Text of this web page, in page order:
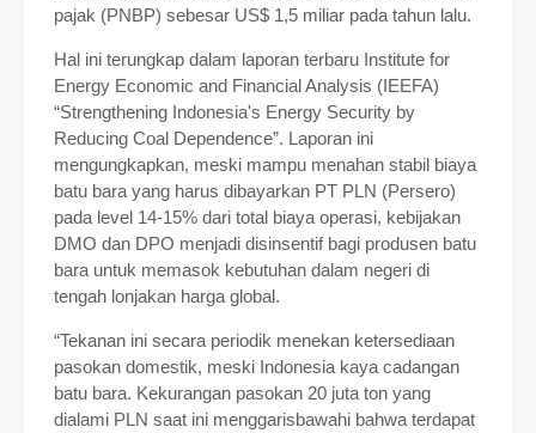
pajak (PNBP) sebesar US$ 1,5 miliar pada tahun lalu.
Hal ini terungkap dalam laporan terbaru Institute for
Energy Economic and Financial Analysis (IEEFA)
“Strengthening Indonesia's Energy Security by
Reducing Coal Dependence”. Laporan ini
mengungkapkan, meski mampu menahan stabil biaya
batu bara yang harus dibayarkan PT PLN (Persero)
pada level 14-15% dari total biaya operasi, kebijakan
DMO dan DPO menjadi disinsentif bagi produsen batu
bara untuk memasok kebutuhan dalam negeri di
tengah lonjakan harga global.
“Tekanan ini secara periodik menekan ketersediaan
pasokan domestik, meski Indonesia kaya cadangan
batu bara. Kekurangan pasokan 20 juta ton yang
dialami PLN saat ini menggarisbawahi bahwa terdapat